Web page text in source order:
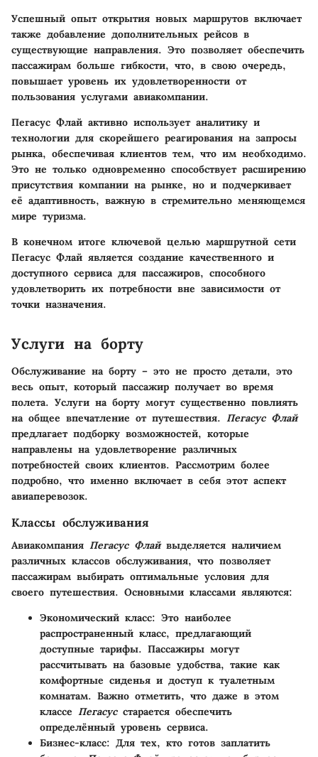
Успешный опыт открытия новых маршрутов включает
также добавление дополнительных рейсов в
существующие направления. Это позволяет обеспечить
пассажирам больше гибкости, что, в свою очередь,
повышает уровень их удовлетворенности от
пользования услугами авиакомпании.
Пегасус Флай активно использует аналитику и
технологии для скорейшего реагирования на запросы
рынка, обеспечивая клиентов тем, что им необходимо.
Это не только одновременно способствует расширению
присутствия компании на рынке, но и подчеркивает
её адаптивность, важную в стремительно меняющемся
мире туризма.
В конечном итоге ключевой целью маршрутной сети
Пегасус Флай является создание качественного и
доступного сервиса для пассажиров, способного
удовлетворить их потребности вне зависимости от
точки назначения.
Услуги на борту
Обслуживание на борту – это не просто детали, это
весь опыт, который пассажир получает во время
полета. Услуги на борту могут существенно повлиять
на общее впечатление от путешествия. Пегасус Флай
предлагает подборку возможностей, которые
направлены на удовлетворение различных
потребностей своих клиентов. Рассмотрим более
подробно, что именно включает в себя этот аспект
авиаперевозок.
Классы обслуживания
Авиакомпания Пегасус Флайвыделяется наличием
различных классов обслуживания, что позволяет
пассажирам выбирать оптимальные условия для
своего путешествия. Основными классами являются:
Экономический класс: Это наиболее
распространенный класс, предлагающий
доступные тарифы. Пассажиры могут
рассчитывать на базовые удобства, такие как
комфортные сиденья и доступ к туалетным
комнатам. Важно отметить, что даже в этом
классе Пегасусстарается обеспечить
определённый уровень сервиса.
Бизнес-класс: Для тех, кто готов заплатить